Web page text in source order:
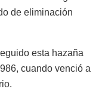
de eliminación
esta hazaña
cuando venció a